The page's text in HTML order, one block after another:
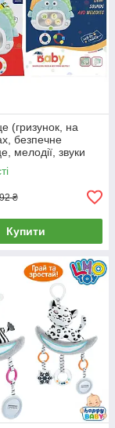
(гризунок, на
безпечне
мелодії, звуки
1941-2
₴
Купити